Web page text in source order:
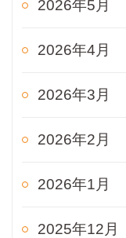
2026年5月
2026年4月
2026年3月
2026年2月
2026年1月
2025年12月